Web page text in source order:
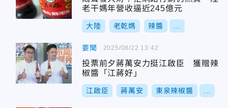
老干媽年營收逼近245億元
大陸 老乾媽 辣醬
要聞
投票前夕蔣萬安力挺江啟臣 獲贈辣
椒醬「江蔣好」
江啟臣 蔣萬安 東泉辣椒醬
2025/08/22 13:42